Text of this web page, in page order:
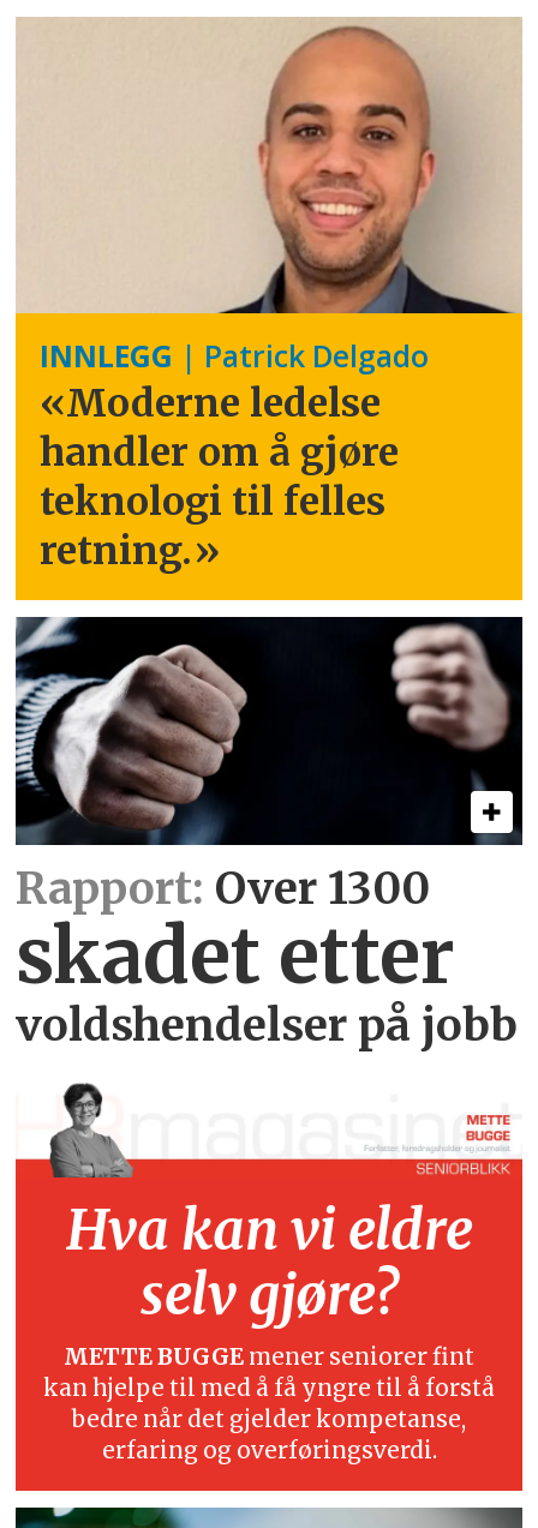
INNLEGG | Patrick Delgado
«Moderne ledelse
handler om å gjøre
teknologi til felles
retning.»
Rapport: Over 1300
skadet etter
voldshendelser på jobb
Hva kan vi eldre
selv gjøre?
METTE BUGGE mener seniorer fint
kan hjelpe til med å få yngre til å forstå
bedre når det gjelder kompetanse,
erfaring og overføringsverdi.